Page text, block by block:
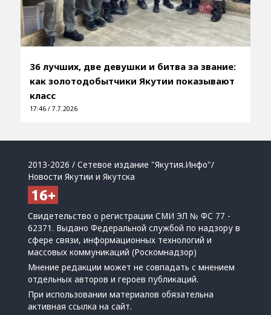
36 лучших, две девушки и битва за звание:
как золотодобытчики Якутии показывают
класс
17:46 / 7.7.2026
2013-2026 / Сетевое издание "Якутия.Инфо"/
Новости Якутии и Якутска
Свидетельство о регистрации СМИ ЭЛ № ФС 77 -
62371. Выдано Федеральной службой по надзору в
сфере связи, информационных технологий и
массовых коммуникаций (Роскомнадзор)
Мнение редакции может не совпадать с мнением
отдельных авторов и героев публикаций.
При использовании материалов обязательна
активная ссылка на сайт.